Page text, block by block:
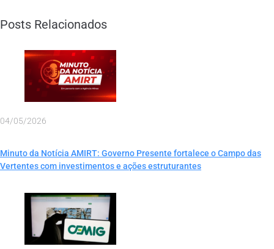
Posts Relacionados
04/05/2026
Minuto da Notícia AMIRT: Governo Presente fortalece o Campo das
Vertentes com investimentos e ações estruturantes